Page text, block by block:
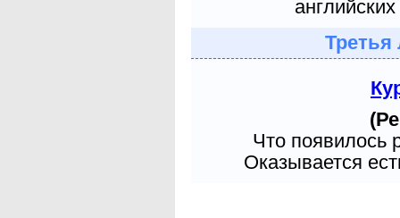
Третья
Что появилось
Оказывается